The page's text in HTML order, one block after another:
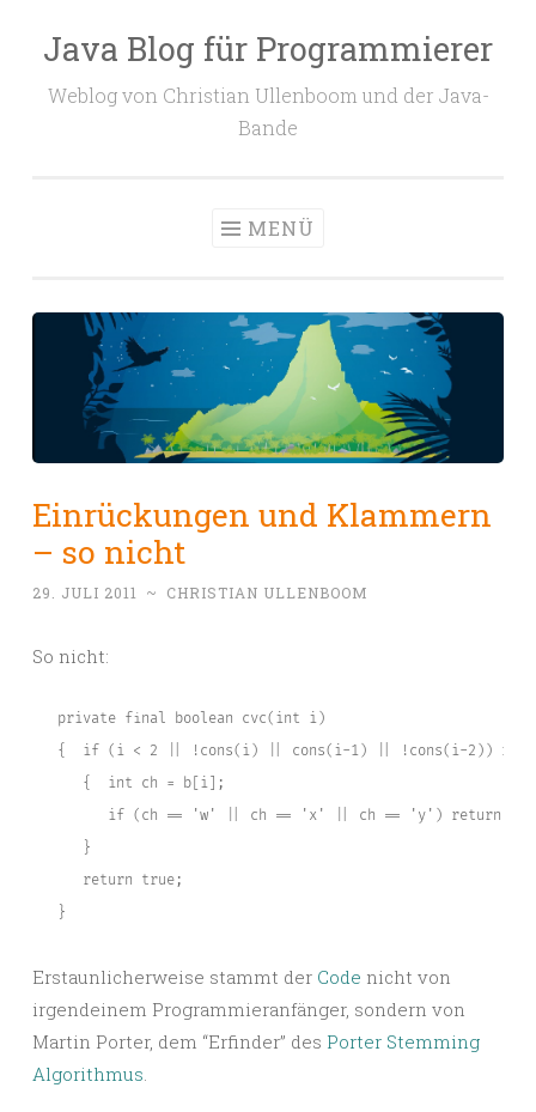
Zum
springen
Java Blog für Programmierer
Weblog von Christian Ullenboom und der Java-
Bande
MENÜ
Einrückungen und Klammern
– so nicht
29. JULI 2011 ~ CHRISTIAN ULLENBOOM
So nicht:
   private final boolean cvc(int i)
{  if (i < 2 || !cons(i) || cons(i-1) || !cons(i-2))
      {  int ch = b[i];
if (ch == 'w' || ch == 'x' || ch == 'y') return
      }
      return true;
   }
Erstaunlicherweise stammt der Code nicht von
irgendeinem Programmieranfänger, sondern von
Martin Porter, dem “Erfinder” des Porter Stemming
Algorithmus.